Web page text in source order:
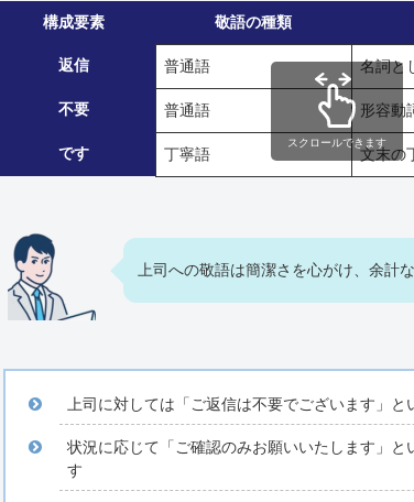
構成要素 敬語の種類
返信 普通語 名詞と
不要 普通語 形容動
です 丁寧語 文末の
スクロールできます
上司への敬語は簡潔さを心がけ、余計
上司に対しては「ご返信は不要でございます」
状況に応じて「ご確認のみお願いいたします」
す